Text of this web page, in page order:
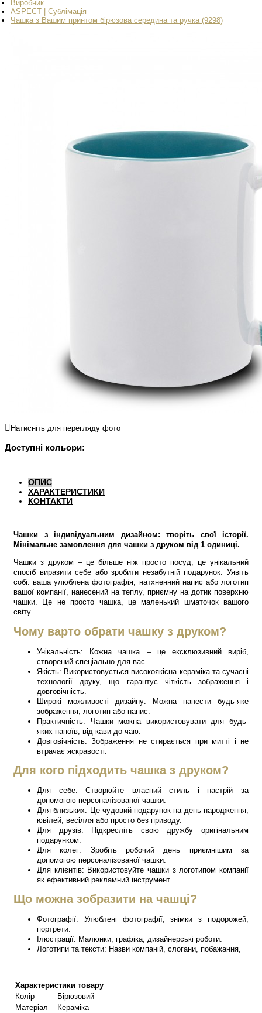
Виробник
ASPECT | Сублімація
Чашка з Вашим принтом бірюзова середина та ручка (9298)
Натисніть для перегляду фото
Доступні кольори:
ОПИС
ХАРАКТЕРИСТИКИ
КОНТАКТИ
Чашки з індивідуальним дизайном: творіть свої історії.
Мінімальне замовлення для чашки з друком від 1 одиниці.
Чашки з друком – це більше ніж просто посуд, це унікальний
спосіб виразити себе або зробити незабутній подарунок. Уявіть
собі: ваша улюблена фотографія, натхненний напис або логотип
вашої компанії, нанесений на теплу, приємну на дотик поверхню
чашки. Це не просто чашка, це маленький шматочок вашого
світу.
Чому варто обрати чашку з друком?
Унікальність: Кожна чашка – це ексклюзивний виріб,
створений спеціально для вас.
Якість: Використовується високоякісна кераміка та сучасні
технології друку, що гарантує чіткість зображення і
довговічність.
Широкі можливості дизайну: Можна нанести будь-яке
зображення, логотип або напис.
Практичність: Чашки можна використовувати для будь-
яких напоїв, від кави до чаю.
Довговічність: Зображення не стирається при митті і не
втрачає яскравості.
Для кого підходить чашка з друком?
Для себе: Створюйте власний стиль і настрій за
допомогою персоналізованої чашки.
Для близьких: Це чудовий подарунок на день народження,
ювілей, весілля або просто без приводу.
Для друзів: Підкресліть свою дружбу оригінальним
подарунком.
Для колег: Зробіть робочий день приємнішим за
допомогою персоналізованої чашки.
Для клієнтів: Використовуйте чашки з логотипом компанії
як ефективний рекламний інструмент.
Що можна зобразити на чашці?
Фотографії: Улюблені фотографії, знімки з подорожей,
портрети.
Ілюстрації: Малюнки, графіка, дизайнерські роботи.
Логотипи та тексти: Назви компаній, слогани, побажання,
Характеристики товару
Колір
Бірюзовий
Матеріал
Кераміка